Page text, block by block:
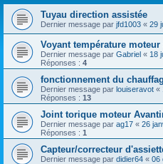
Tuyau direction assistée
Dernier message par jfd1003 « 29
Voyant température
Dernier message par Gabriel « 18
Réponses : 4
fonctionnement du
Dernier message par louiseravot «
Réponses : 13
Joint torique moteur
Dernier message par ag17 « 26
Réponses : 1
Capteur/correcteur
Dernier message par didier64 « 06